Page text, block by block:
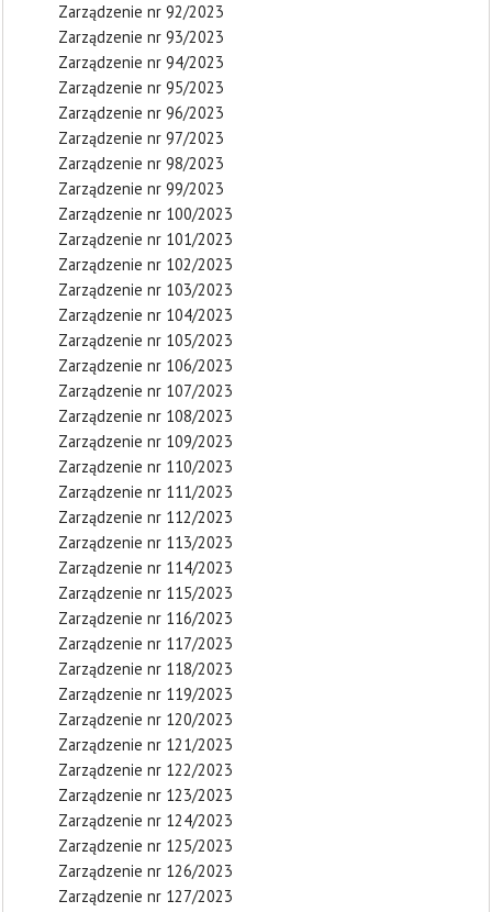
Zarządzenie nr 92/2023
Zarządzenie nr 93/2023
Zarządzenie nr 94/2023
Zarządzenie nr 95/2023
Zarządzenie nr 96/2023
Zarządzenie nr 97/2023
Zarządzenie nr 98/2023
Zarządzenie nr 99/2023
Zarządzenie nr 100/2023
Zarządzenie nr 101/2023
Zarządzenie nr 102/2023
Zarządzenie nr 103/2023
Zarządzenie nr 104/2023
Zarządzenie nr 105/2023
Zarządzenie nr 106/2023
Zarządzenie nr 107/2023
Zarządzenie nr 108/2023
Zarządzenie nr 109/2023
Zarządzenie nr 110/2023
Zarządzenie nr 111/2023
Zarządzenie nr 112/2023
Zarządzenie nr 113/2023
Zarządzenie nr 114/2023
Zarządzenie nr 115/2023
Zarządzenie nr 116/2023
Zarządzenie nr 117/2023
Zarządzenie nr 118/2023
Zarządzenie nr 119/2023
Zarządzenie nr 120/2023
Zarządzenie nr 121/2023
Zarządzenie nr 122/2023
Zarządzenie nr 123/2023
Zarządzenie nr 124/2023
Zarządzenie nr 125/2023
Zarządzenie nr 126/2023
Zarządzenie nr 127/2023